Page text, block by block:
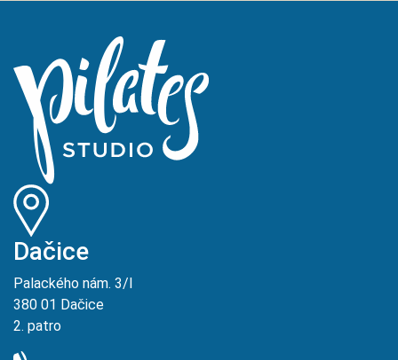
Dačice
Palackého nám. 3/I
380 01 Dačice
2. patro